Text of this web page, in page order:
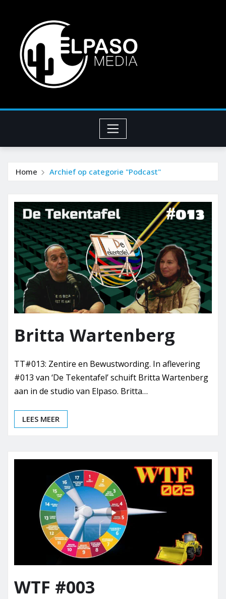
Home Archief op categorie "Podcast"
Britta Wartenberg
TT#013: Zentire en Bewustwording. In aflevering
#013 van ‘De Tekentafel’ schuift Britta Wartenberg
aan in de studio van Elpaso. Britta…
LEES MEER
WTF #003